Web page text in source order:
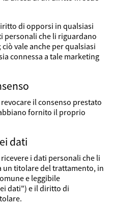
di opporsi in qualsiasi
personali che li riguardano
vale anche per qualsiasi
connessa a tale marketing
il consenso prestato
fornito il proprio
dati
i dati personali che li
titolare del trattamento, in
e leggibile
dati") e il diritto di